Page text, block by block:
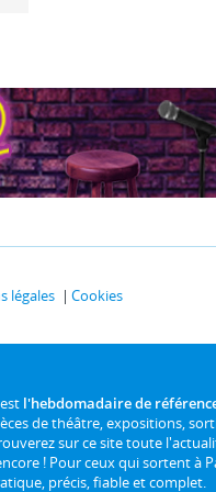
légales Cookies
l'hebdomadaire de
de théâtre, expositions,
sur ce site toute
! Pour ceux qui sortent à
précis, fiable et complet.